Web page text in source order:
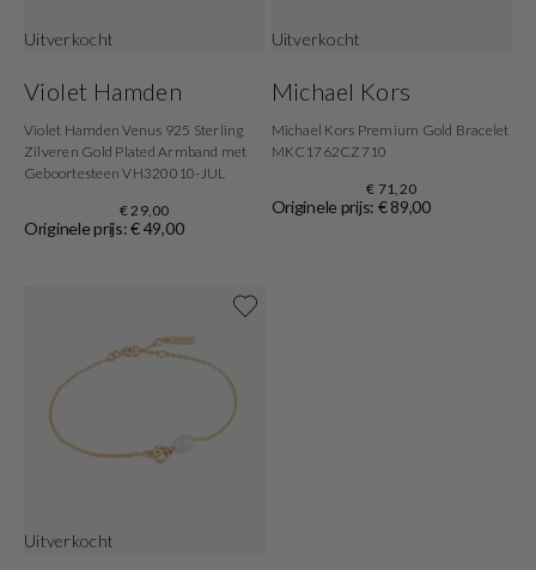
Uitverkocht
Violet Hamden
Violet Hamden Venus 925 Sterling
Zilveren Gold Plated Armband met
Geboortesteen VH320010-JUL
€ 29,00
Originele prijs: € 49,00
Uitverkocht
Michael Kors
Michael Kors Premium Gold Bracelet
MKC1762CZ710
€ 71,20
Originele prijs: € 89,00
Uitverkocht